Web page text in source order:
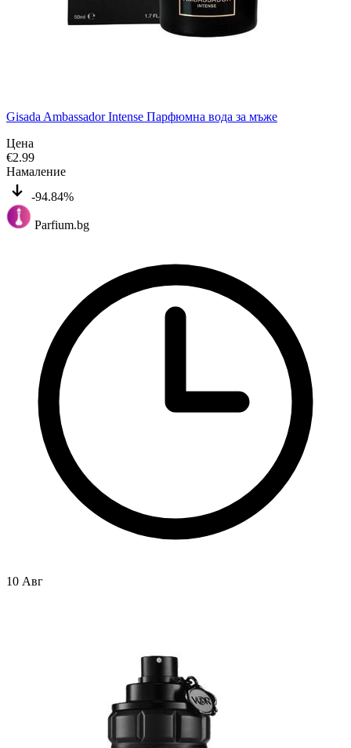
Gisada Ambassador Intense Парфюмна вода за мъже
Цена
€2.99
Намаление
-94.84%
Parfium.bg
10 Авг